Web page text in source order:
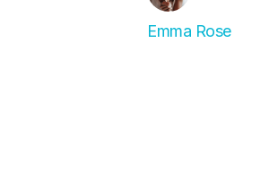
Emma Rose